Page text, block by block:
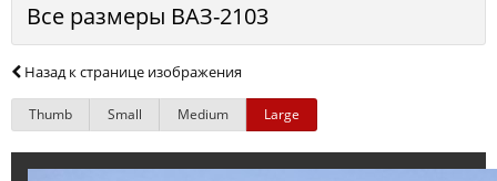
Все размеры ВАЗ-2103
Назад к странице изображения
Thumb Small Medium Large